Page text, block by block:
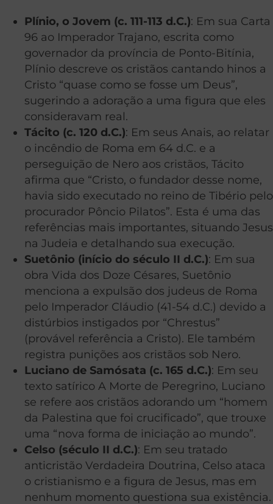
Plínio, o Jovem (c. 111-113 d.C.): Em sua Carta
96 ao Imperador Trajano, escrita como
governador da província de Ponto-Bitínia,
Plínio descreve os cristãos cantando hinos a
Cristo “quase como se fosse um Deus”,
sugerindo a adoração a uma figura que eles
consideravam real.
Tácito (c. 120 d.C.): Em seus Anais, ao relatar
o incêndio de Roma em 64 d.C. e a
perseguição de Nero aos cristãos, Tácito
afirma que “Cristo, o fundador desse nome,
havia sido executado no reino de Tibério pelo
procurador Pôncio Pilatos”. Esta é uma das
referências mais importantes, situando Jesus
na Judeia e detalhando sua execução.
Suetônio (início do século II d.C.): Em sua
obra Vida dos Doze Césares, Suetônio
menciona a expulsão dos judeus de Roma
pelo Imperador Cláudio (41-54 d.C.) devido a
distúrbios instigados por “Chrestus”
(provável referência a Cristo). Ele também
registra punições aos cristãos sob Nero.
Luciano de Samósata (c. 165 d.C.): Em seu
texto satírico A Morte de Peregrino, Luciano
se refere aos cristãos adorando um “homem
da Palestina que foi crucificado”, que trouxe
uma “nova forma de iniciação ao mundo”.
Celso (século II d.C.): Em seu tratado
anticristão Verdadeira Doutrina, Celso ataca
o cristianismo e a figura de Jesus, mas em
nenhum momento questiona sua existência.